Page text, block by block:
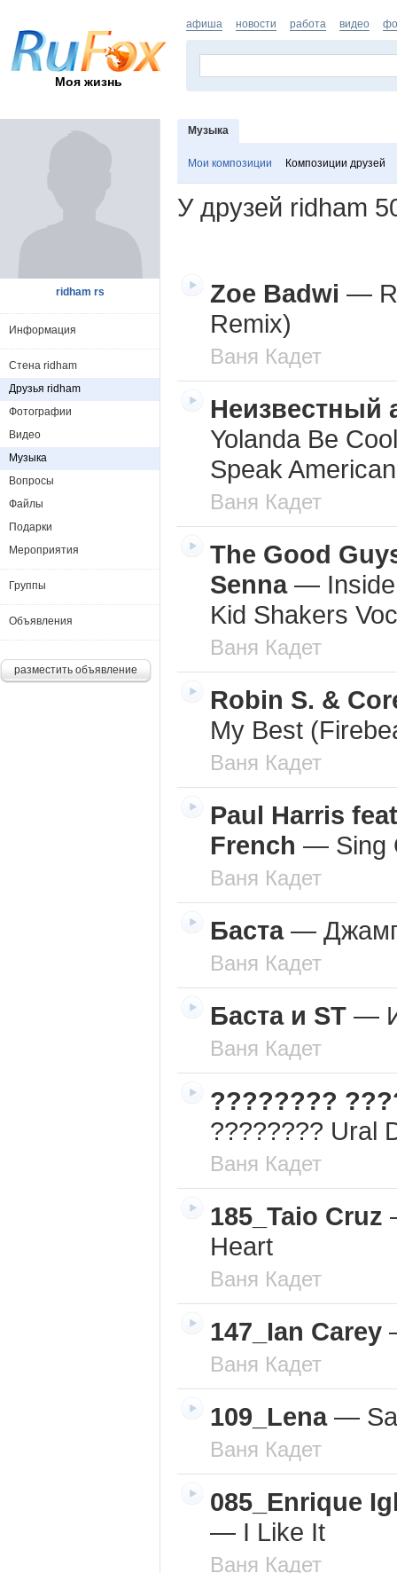
Моя жизнь
афиша новости работа видео
Музыка
Мои композиции Композиции друзей
У друзей ridham
Zoe Badwi —
Remix)
Ваня Кадет
Неизвестный
Yolanda Be
Speak
Ваня Кадет
The Good
Senna—
Kid Shakers
Ваня Кадет
Robin S. &
My Best
Ваня Кадет
Paul Harris
French — Sing
Ваня Кадет
Баста—
Ваня Кадет
Баста и ST —
Ваня Кадет
????????
???????? Ural
Ваня Кадет
185_Taio Cruz
Heart
Ваня Кадет
147_Ian Carey
Ваня Кадет
109_Lena—
Ваня Кадет
085_Enrique
— I Like It
Ваня Кадет
ridham rs
Информация
Стена ridham
Друзья ridham
Фотографии
Видео
Музыка
Вопросы
Файлы
Подарки
Мероприятия
Группы
Объявления
разместить объявление